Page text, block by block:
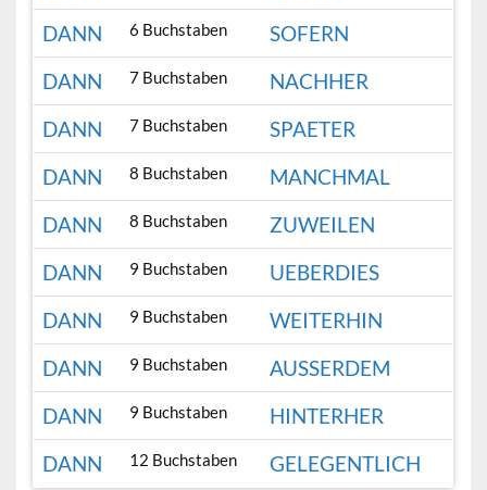
DANN
6 Buchstaben
SOFERN
DANN
7 Buchstaben
NACHHER
DANN
7 Buchstaben
SPAETER
DANN
8 Buchstaben
MANCHMAL
DANN
8 Buchstaben
ZUWEILEN
DANN
9 Buchstaben
UEBERDIES
DANN
9 Buchstaben
WEITERHIN
DANN
9 Buchstaben
AUSSERDEM
DANN
9 Buchstaben
HINTERHER
DANN
12 Buchstaben GELEGENTLICH